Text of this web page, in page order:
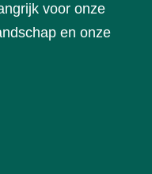
voor onze
en onze